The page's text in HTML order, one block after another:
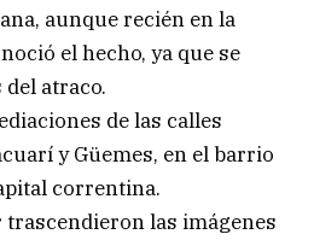
aunque recién en la
el hecho, ya que se
atraco.
de las calles
y Güemes, en el barrio
correntina.
trascendieron las imágenes